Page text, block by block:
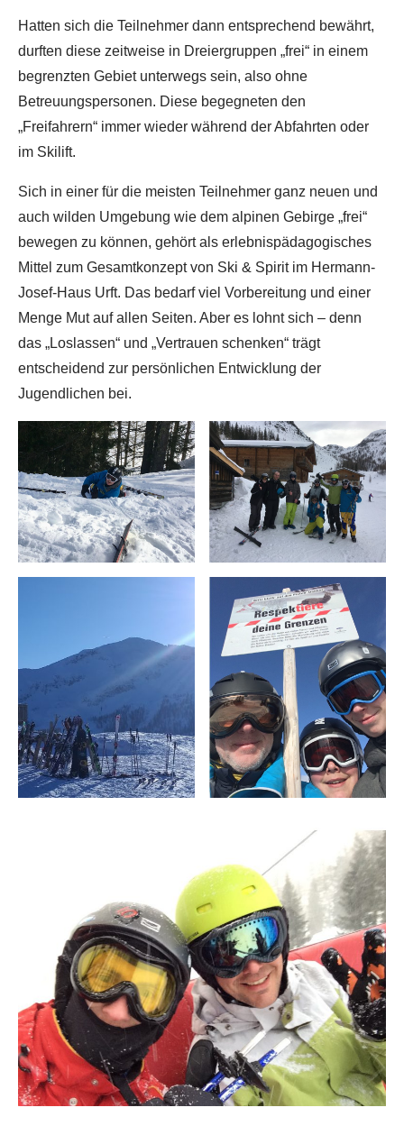
Hatten sich die Teilnehmer dann entsprechend bewährt,
durften diese zeitweise in Dreiergruppen „frei“ in einem
begrenzten Gebiet unterwegs sein, also ohne
Betreuungspersonen. Diese begegneten den
„Freifahrern“ immer wieder während der Abfahrten oder
im Skilift.
Sich in einer für die meisten Teilnehmer ganz neuen und
auch wilden Umgebung wie dem alpinen Gebirge „frei“
bewegen zu können, gehört als erlebnispädagogisches
Mittel zum Gesamtkonzept von Ski & Spirit im Hermann-
Josef-Haus Urft. Das bedarf viel Vorbereitung und einer
Menge Mut auf allen Seiten. Aber es lohnt sich – denn
das „Loslassen“ und „Vertrauen schenken“ trägt
entscheidend zur persönlichen Entwicklung der
Jugendlichen bei.